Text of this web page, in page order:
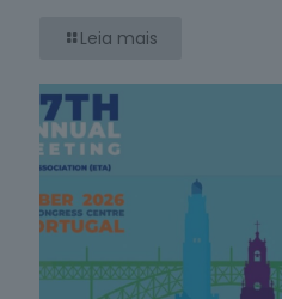
Leia mais